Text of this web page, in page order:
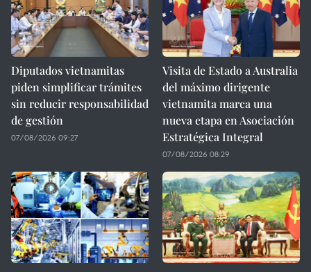
Diputados vietnamitas
piden simplificar trámites
sin reducir responsabilidad
de gestión
07/08/2026 09:27
Visita de Estado a Australia
del máximo dirigente
vietnamita marca una
nueva etapa en Asociación
Estratégica Integral
07/08/2026 08:29